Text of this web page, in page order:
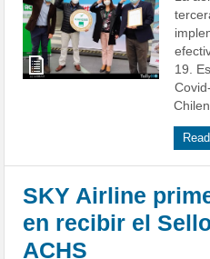
19.
SKY Airline
en recibir el
ACHS